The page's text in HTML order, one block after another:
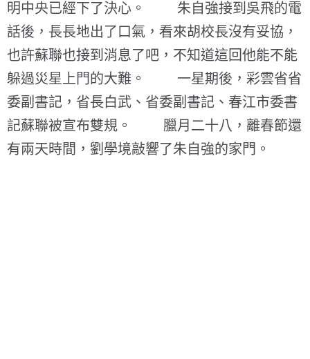
明中央已經下了決心。 朱自強接到吳飛的電
話後，長長地出了口氣，看來胡校長沒有妥協，
也許蘇聯也接到消息了吧，不知道這回他能不能
躲過災星上門的大難。 一星期後，彩雲省省
委副書記，省長白武、省委副書記、春江市委書
記蘇聯被宣布雙規。 臘月二十八，離春節還
有兩天時間，劉學境敲響了朱自強的家門。